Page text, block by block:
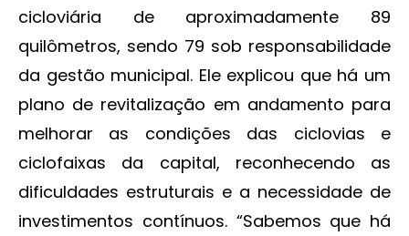
cicloviária de aproximadamente 89
quilômetros, sendo 79 sob responsabilidade
da gestão municipal. Ele explicou que há um
plano de revitalização em andamento para
melhorar as condições das ciclovias e
ciclofaixas da capital, reconhecendo as
dificuldades estruturais e a necessidade de
investimentos contínuos. “Sabemos que há